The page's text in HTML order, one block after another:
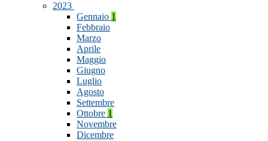
2023
Gennaio 1
Febbraio
Marzo
Aprile
Maggio
Giugno
Luglio
Agosto
Settembre
Ottobre 1
Novembre
Dicembre